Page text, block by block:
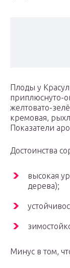
Плоды у
приплюснуто-
желтовато-
кремовая,
Показатели
Достоинства
высокая
дерева);
Минус в том,